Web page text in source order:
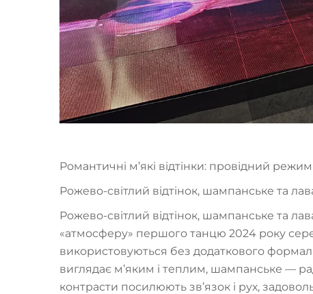
Романтичні м’які відтінки: провідний
Рожево-світлий відтінок, шампанське та
Рожево-світлий відтінок, шампанське та
«атмосферу» першого танцю 2024 року
використовуються без додаткового
виглядає м’яким і теплим, шампанське —
контрасти посилюють зв’язок і рух,